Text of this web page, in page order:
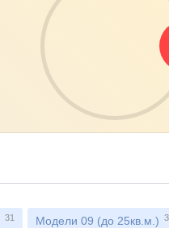
31 Модели 09 (до 25кв.м.)